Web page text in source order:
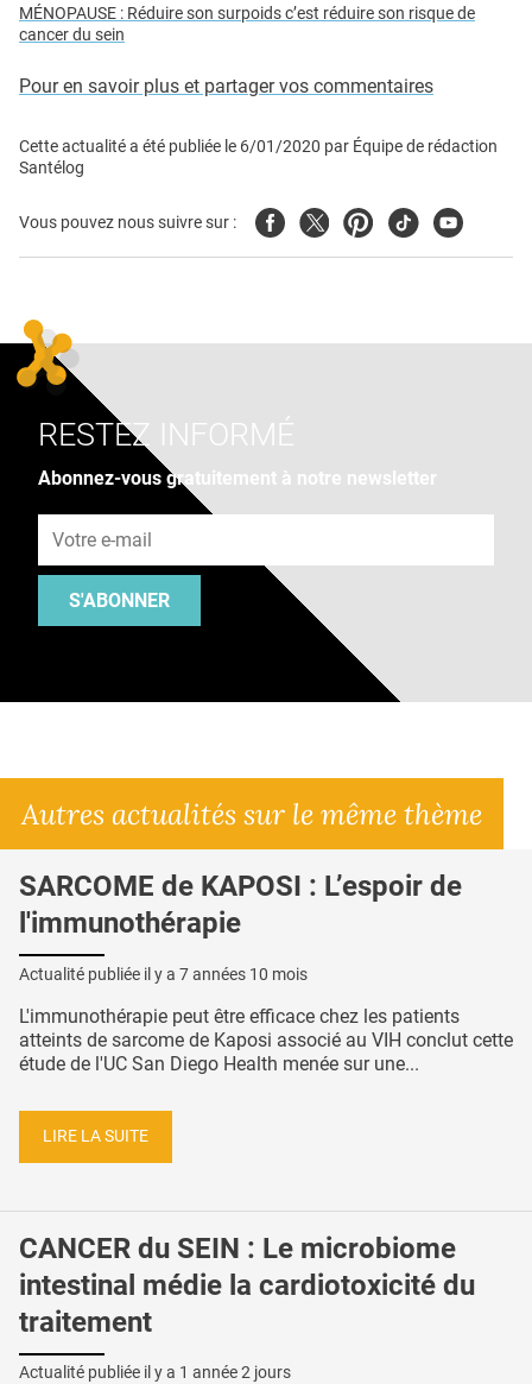
MÉNOPAUSE : Réduire son surpoids c’est réduire son risque de
cancer du sein
Pour en savoir plus et partager vos commentaires
Cette actualité a été publiée le 6/01/2020 par Équipe de rédaction
Santélog
Vous pouvez nous suivre sur : FacebookTwitterPinterest
TiktokYoutube
RESTEZ INFORMÉ
Abonnez-vous gratuitement à notre newsletter
S'ABONNER
Autres actualités sur le même thème
SARCOME de KAPOSI : L’espoir de
l'immunothérapie
Actualité publiée il y a 7 années 10 mois
L'immunothérapie peut être efficace chez les patients
atteints de sarcome de Kaposi associé au VIH conclut cette
étude de l'UC San Diego Health menée sur une...
LIRE LA SUITE
CANCER du SEIN : Le microbiome
intestinal médie la cardiotoxicité du
traitement
Actualité publiée il y a 1 année 2 jours